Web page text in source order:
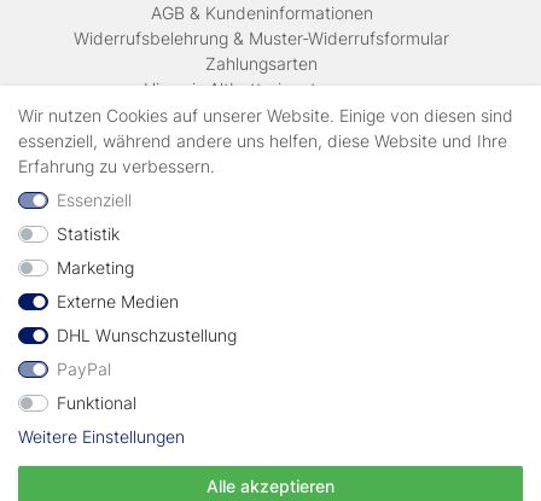
AGB & Kundeninformationen
Widerrufsbelehrung & Muster-Widerrufsformular
Zahlungsarten
Hinweis Altbatterieentsorgung
Versandkosten & Lieferinformationen
Zahlungsarten
geprüft durch
Vertrag widerrufen
Wir nutzen Cookies auf unserer Website. Einige von diesen sind
essenziell, während andere uns helfen, diese Website und Ihre
Erfahrung zu verbessern.
Essenziell
Statistik
Marketing
Externe Medien
DHL Wunschzustellung
PayPal
Funktional
Weitere Einstellungen
Alle akzeptieren